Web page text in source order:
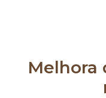
Melhora